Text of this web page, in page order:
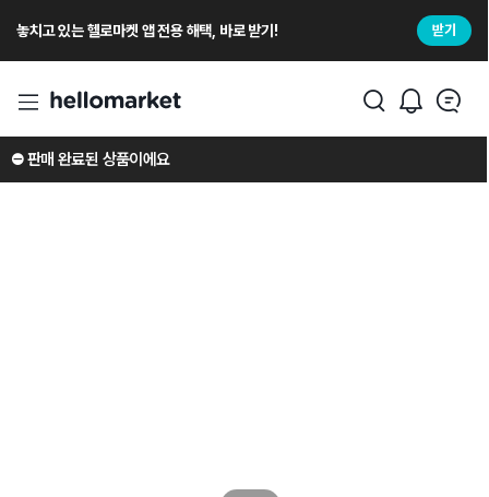
놓치고 있는 헬로마켓 앱 전용 해택, 바로 받기! 받기
⛔️ 판매 완료된 상품이에요